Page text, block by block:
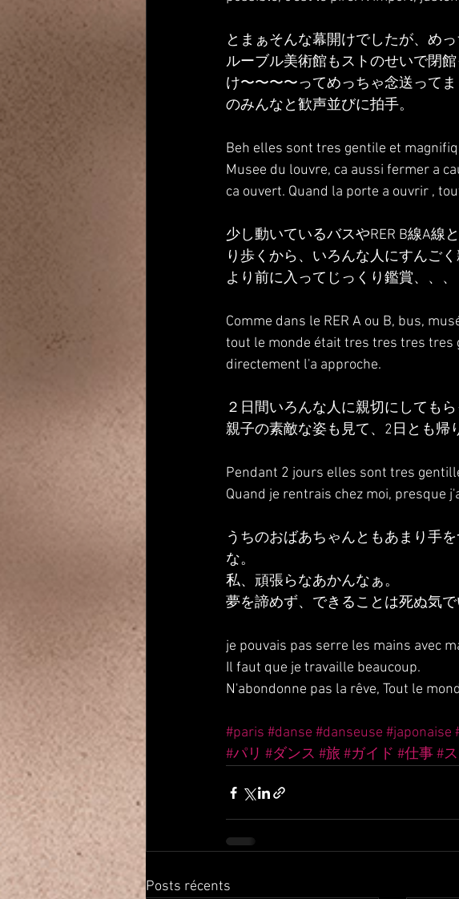
とまぁそんな幕開けでしたが、め
ルーブル美術館もストのせいで閉
け〜〜〜〜ってめっちゃ念送って
のみんなと歓声並びに拍手。
Beh elles sont tres gentile et
Musee du louvre, ca aussi fermer a
ca ouvert. Quand la porte a ouvrir ,
少し動いているバスやRER B線A線
り歩くから、いろんな人にすんご
より前に入ってじっくり鑑賞、、、
Comme dans le RER A ou B, bus,
tout le monde était tres tres tres tres
directement l'a approche.
２日間いろんな人に親切にしても
親子の素敵な姿も見て、2日とも帰
Pendant 2 jours elles sont tres
Quand je rentrais chez moi, presque
うちのおばあちゃんともあまり手
な。
私、頑張らなあかんなぁ。
夢を諦めず、できることは死ぬ気
je pouvais pas serre les mains avec
Il faut que je travaille beaucoup.
N'abondonne pas la rêve, Tout le
#paris #danse #danseuse #japonaise
#パリ #ダンス #旅 #ガイド #仕事#
Posts récents